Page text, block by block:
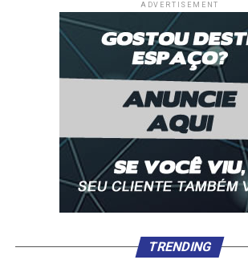
ADVERTISEMENT
TRENDING